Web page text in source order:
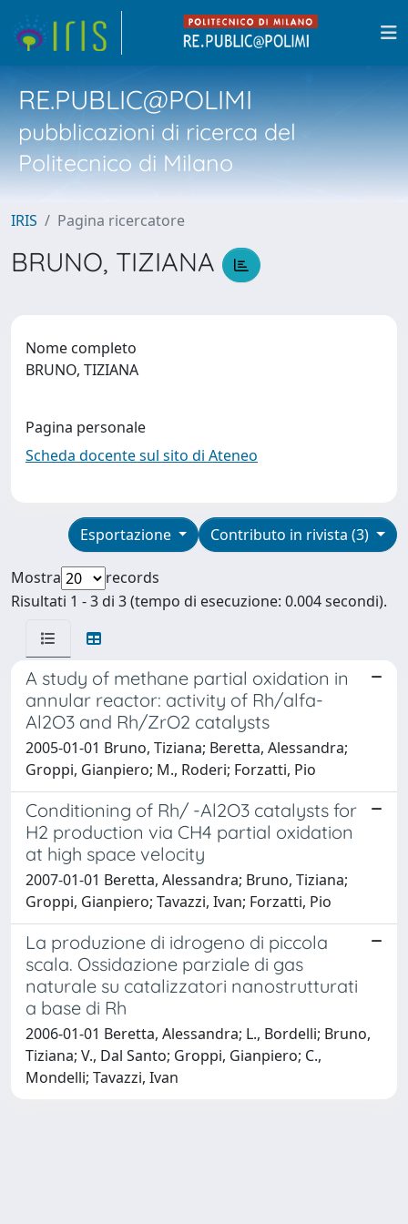
RE.PUBLIC@POLIMI
pubblicazioni di ricerca del
Politecnico di Milano
IRIS Pagina ricercatore
BRUNO, TIZIANA
Nome completo
BRUNO, TIZIANA
Pagina personale
Scheda docente sul sito di Ateneo
Contributo in rivista (3)
Esportazione
Mostra
records
Risultati 1 - 3 di 3 (tempo di esecuzione: 0.004 secondi).
A study of methane partial oxidation in
annular reactor: activity of Rh/alfa-
Al2O3 and Rh/ZrO2 catalysts
2005-01-01 Bruno, Tiziana; Beretta, Alessandra;
Groppi, Gianpiero; M., Roderi; Forzatti, Pio
Conditioning of Rh/ -Al2O3 catalysts for
H2 production via CH4 partial oxidation
at high space velocity
2007-01-01 Beretta, Alessandra; Bruno, Tiziana;
Groppi, Gianpiero; Tavazzi, Ivan; Forzatti, Pio
La produzione di idrogeno di piccola
scala. Ossidazione parziale di gas
naturale su catalizzatori nanostrutturati
a base di Rh
2006-01-01 Beretta, Alessandra; L., Bordelli; Bruno,
Tiziana; V., Dal Santo; Groppi, Gianpiero; C.,
Mondelli; Tavazzi, Ivan